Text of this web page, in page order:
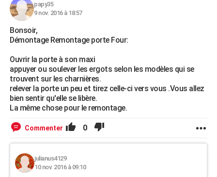
Dictionnaire
Biographies
Citations
Expressions
Proverbes
PROGRAMME TV
COPAINS D'AVANT
FORUM
Bricolage
Lifestyle
Culture
Sport
Auto
Television
Voyage
Cinema
papy35
9 nov. 2016 à 18:57
Bonsoir,
Démontage Remontage porte Four:
Ouvrir la porte à son maxi
appuyer ou soulever les ergots selon les modèles qui se
trouvent sur les charnières.
relever la porte un peu et tirez celle-ci vers vous .Vous allez
bien sentir qu'elle se libère.
La même chose pour le remontage.
Commenter 0
julianus4129
10 nov. 2016 à 09:10